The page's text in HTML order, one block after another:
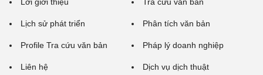
Lịch sử phát triển
Profile Tra cứu văn bản
Liên hệ
Phân tích văn bản
Pháp lý doanh nghiệp
Dịch vụ dịch thuật